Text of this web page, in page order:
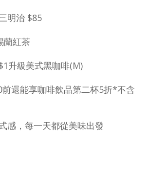
明治 $85
蘭紅茶
升級美式黑咖啡(M)
還能享咖啡飲品第二杯5折*不含
感，每一天都從美味出發